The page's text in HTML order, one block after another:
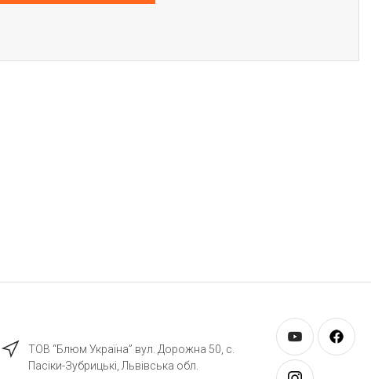
ТОВ “Блюм Україна” вул. Дорожна 50, c.
Пасіки-Зубрицькі, Львівська обл.